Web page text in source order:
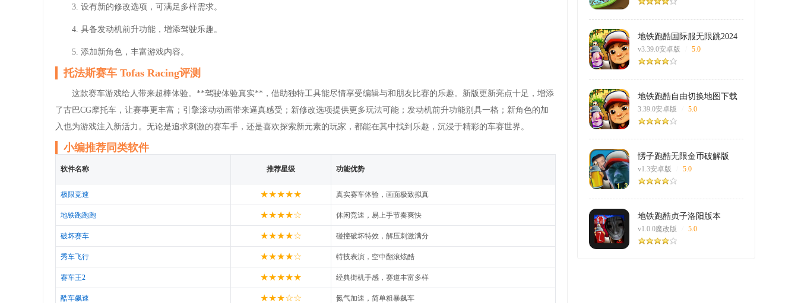
3. 设有新的修改选项，可满足多样需求。
4. 具备发动机前升功能，增添驾驶乐趣。
5. 添加新角色，丰富游戏内容。
托法斯赛车 Tofas Racing评测
这款赛车游戏给人带来超棒体验。**驾驶体验真实**，借助独特工具能尽情享受编辑与和朋友比赛的乐趣。新版更新亮点十足，增添
了古巴CG摩托车，让赛事更丰富；引擎滚动动画带来逼真感受；新修改选项提供更多玩法可能；发动机前升功能别具一格；新角色的加
入也为游戏注入新活力。无论是追求刺激的赛车手，还是喜欢探索新元素的玩家，都能在其中找到乐趣，沉浸于精彩的车赛世界。
小编推荐同类软件
软件名称 推荐星级 功能优势
极限竞速 ★★★★★ 真实赛车体验，画面极致拟真
地铁跑跑跑 ★★★★☆ 休闲竞速，易上手节奏爽快
破坏赛车 ★★★★☆ 碰撞破坏特效，解压刺激满分
秀车飞行 ★★★★☆ 特技表演，空中翻滚炫酷
赛车王2 ★★★★★ 经典街机手感，赛道丰富多样
酷车飙速 ★★★☆☆ 氮气加速，简单粗暴飙车
地铁跑酷国际服无限跳2024
最新版
v3.39.0安卓版 5.0
地铁跑酷自由切换地图下载
安装2024最新版
3.39.0安卓版 5.0
愣子跑酷无限金币破解版
v1.3安卓版 5.0
地铁跑酷贞子洛阳版本
v1.0.0魔改版 5.0